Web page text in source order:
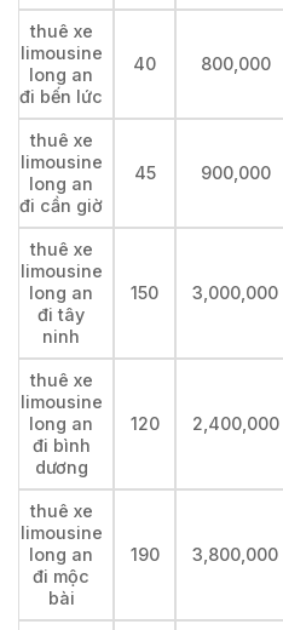
thuê xe
limousine
long an
đi bến lức
40 800,000
thuê xe
limousine
long an
đi cần giờ
45 900,000
thuê xe
limousine
long an
đi tây
ninh
150 3,000,000
thuê xe
limousine
long an
đi bình
dương
120 2,400,000
thuê xe
limousine
long an
đi mộc
bài
190 3,800,000